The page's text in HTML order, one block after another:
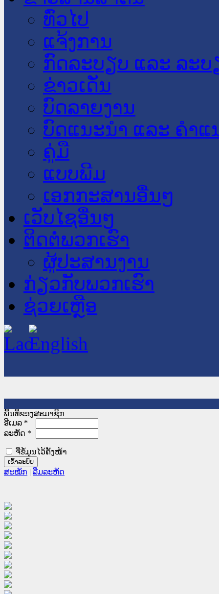
​ທົ່ວ​ໄປ
ແຈ້ງການ
ກົດລະບຽບ ແລະ ລະບ
ຂ່າວເດັ່ນ
ບົດລາຍງານ
ບົດແນະນໍາ ແລະ ຄໍາແ
ຄູ່ມື
ແບບພີມ
ເອກກະສານອື່ນໆ
ເວັບໄຊອື່ນໆ
ຕິດຕໍ່ພວກເຮົາ
ຜູ້ປະສານງານ
ກ່ຽວກັບພວກເຮົາ
ຊ່ວຍເຫຼືອ
ພື້ນທີ່ຂອງສະມາຊິກ
ອີເມລ *
ລະຫັດ *
ຈື່ຂໍ້ມູນໄວ້ຄັ້ງໜ້າ
ສະໝັກ | ລືມລະຫັດ